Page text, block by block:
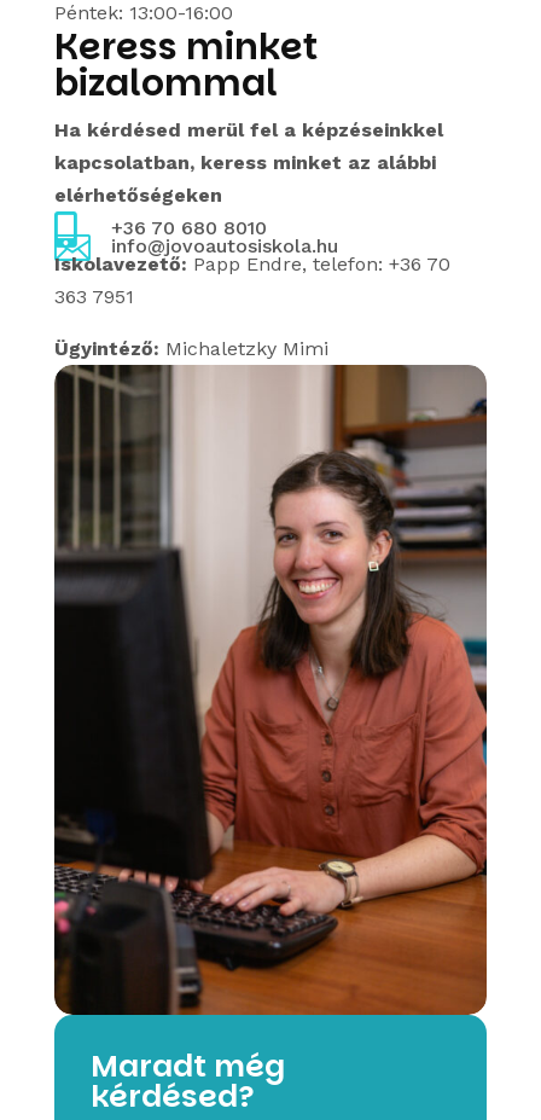
Péntek: 13:00-16:00
Keress minket
bizalommal
Ha kérdésed merül fel a képzéseinkkel
kapcsolatban, keress minket az alábbi
elérhetőségeken
 +36 70 680 8010
 info@jovoautosiskola.hu
Iskolavezető: Papp Endre, telefon: +36 70
363 7951
Ügyintéző: Michaletzky Mimi
Maradt még
kérdésed?